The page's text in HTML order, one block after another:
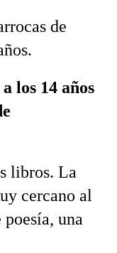
de
los 14 años
libros. La
cercano al
una